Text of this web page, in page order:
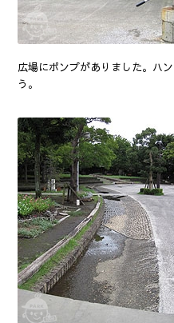
広場にポンプがありました。ハ
う。